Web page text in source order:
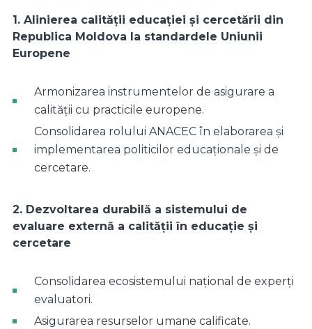
1. Alinierea calității educației și cercetării din
Republica Moldova la standardele Uniunii
Europene
Armonizarea instrumentelor de asigurare a
calității cu practicile europene.
Consolidarea rolului ANACEC în elaborarea și
implementarea politicilor educaționale și de
cercetare.
2. Dezvoltarea durabilă a sistemului de
evaluare externă a calității în educație și
cercetare
Consolidarea ecosistemului național de experți
evaluatori.
Asigurarea resurselor umane calificate.